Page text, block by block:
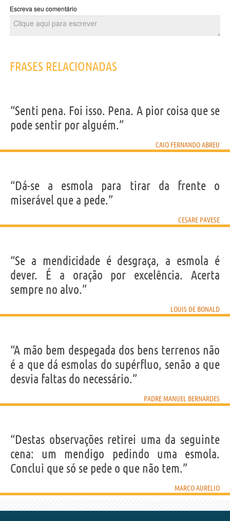
Escreva seu comentário
FRASES RELACIONADAS
“Senti pena. Foi isso. Pena. A pior coisa que se
pode sentir por alguém.”
CAIO FERNANDO ABREU
“Dá-se a esmola para tirar da frente o
miserável que a pede.”
CESARE PAVESE
“Se a mendicidade é desgraça, a esmola é
dever. É a oração por excelência. Acerta
sempre no alvo.”
LOUIS DE BONALD
“A mão bem despegada dos bens terrenos não
é a que dá esmolas do supérfluo, senão a que
desvia faltas do necessário.”
PADRE MANUEL BERNARDES
“Destas observações retirei uma da seguinte
cena: um mendigo pedindo uma esmola.
Conclui que só se pede o que não tem.”
MARCO AURELIO